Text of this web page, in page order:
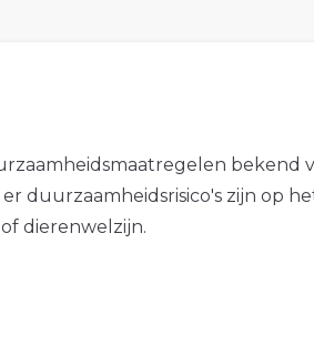
bekend
duurzaamheidsrisico's zijn op
dierenwelzijn.